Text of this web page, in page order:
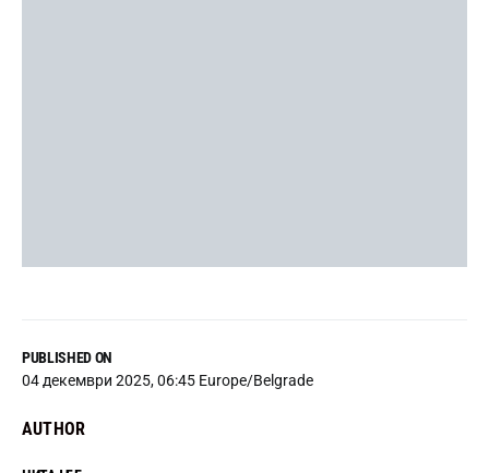
PUBLISHED ON
04 декември 2025, 06:45 Europe/Belgrade
AUTHOR